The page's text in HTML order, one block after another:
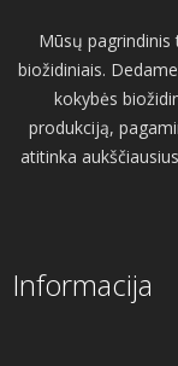
Mūsų pagrindinis
biožidiniais.
kokybės
produkciją,
atitinka
Informacija